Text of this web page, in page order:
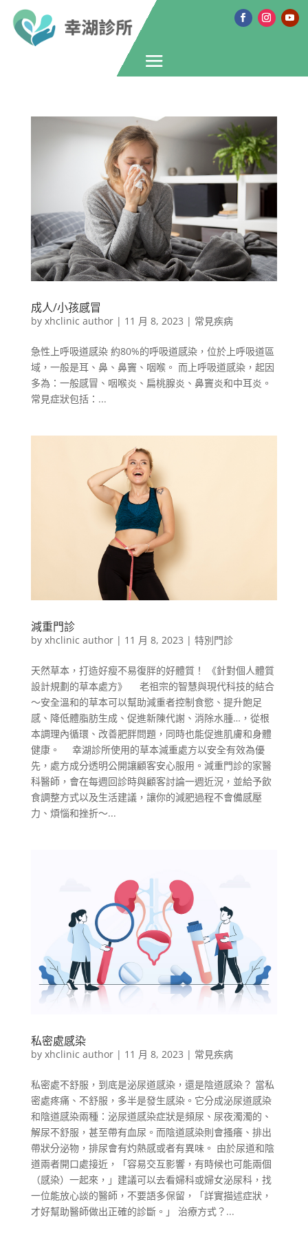
成人/小孩感冒
by xhclinic author| 11 月 8, 2023 | 常見疾病
急性上呼吸道感染 約80%的呼吸道感染，位於上呼吸道區
域，一般是耳、鼻、鼻竇、咽喉。 而上呼吸道感染，起因
多為：一般感冒、咽喉炎、扁桃腺炎、鼻竇炎和中耳炎。
常見症狀包括：...
減重門診
by xhclinic author| 11 月 8, 2023 | 特別門診
天然草本，打造好瘦不易復胖的好體質！ 《針對個人體質
設計規劃的草本處方》 老祖宗的智慧與現代科技的結合
～安全溫和的草本可以幫助減重者控制食慾、提升飽足
感、降低體脂肪生成、促進新陳代謝、消除水腫…，從根
本調理內循環、改善肥胖問題，同時也能促進肌膚和身體
健康。 幸湖診所使用的草本減重處方以安全有效為優
先，處方成分透明公開讓顧客安心服用。減重門診的家醫
科醫師，會在每週回診時與顧客討論一週近況，並給予飲
食調整方式以及生活建議，讓你的減肥過程不會備感壓
力、煩惱和挫折～...
私密處感染
by xhclinic author| 11 月 8, 2023 | 常見疾病
私密處不舒服，到底是泌尿道感染，還是陰道感染？ 當私
密處疼痛、不舒服，多半是發生感染。它分成泌尿道感染
和陰道感染兩種：泌尿道感染症狀是頻尿、尿夜濁濁的、
解尿不舒服，甚至帶有血尿。而陰道感染則會搔癢、排出
帶狀分泌物，排尿會有灼熱感或者有異味。 由於尿道和陰
道兩者開口處接近，「容易交互影響，有時候也可能兩個
（感染）一起來，」建議可以去看婦科或婦女泌尿科，找
一位能放心談的醫師，不要語多保留，「詳實描述症狀，
才好幫助醫師做出正確的診斷。」 治療方式？...